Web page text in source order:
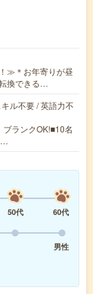
≫＊お年寄りが昼
換できる…
ル不要 / 英語力不
ランクOK!■10名
…
50代
60代
男性